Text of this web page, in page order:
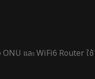
และ WiFi6 Router ใช้